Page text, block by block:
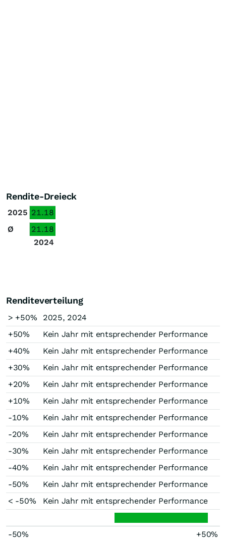
Rendite-Dreieck
2025 21.18
Ø
21.18
2024
Renditeverteilung
> +50%
2025, 2024
+50%
Kein Jahr mit entsprechender Performance
+40%
Kein Jahr mit entsprechender Performance
+30%
Kein Jahr mit entsprechender Performance
+20%
Kein Jahr mit entsprechender Performance
+10%
Kein Jahr mit entsprechender Performance
-10%
Kein Jahr mit entsprechender Performance
-20%
Kein Jahr mit entsprechender Performance
-30%
Kein Jahr mit entsprechender Performance
-40%
Kein Jahr mit entsprechender Performance
-50%
Kein Jahr mit entsprechender Performance
< -50%
Kein Jahr mit entsprechender Performance
-50% +50%